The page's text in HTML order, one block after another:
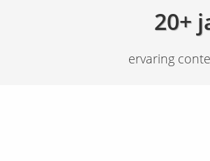
20+
ervaring